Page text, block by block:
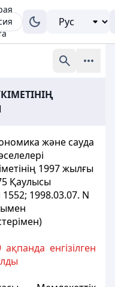
және сауда
1997 жылғы
Қаулысы
1998.03.07. N
енгізілген